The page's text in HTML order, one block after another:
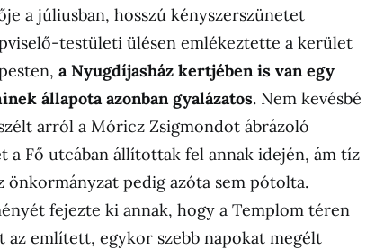
a júliusban, hosszú kényszerszünetet
testületi ülésen emlékeztette a kerület
a Nyugdíjasház kertjében is van egy
állapota azonban gyalázatos. Nem kevésbé
arról a Móricz Zsigmondot ábrázoló
a Fő utcában állítottak fel annak idején, ám tíz
önkormányzat pedig azóta sem pótolta.
fejezte ki annak, hogy a Templom téren
említett, egykor szebb napokat megélt